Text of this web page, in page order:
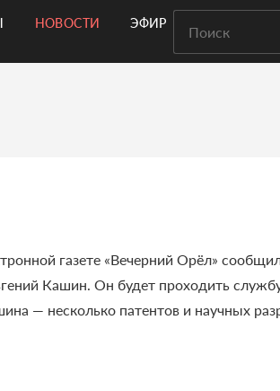
НОВОСТИ ЭФИР
газете «Вечерний Орёл»
Кашин. Он будет проходить
— несколько патентов и научных